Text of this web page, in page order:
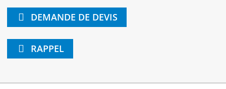
DEMANDE DE DEVIS
RAPPEL